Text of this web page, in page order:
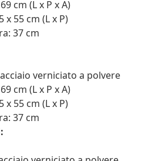
cm (L x P x A)
x 55 cm (L x P)
37 cm
verniciato a polvere
cm (L x P x A)
x 55 cm (L x P)
37 cm